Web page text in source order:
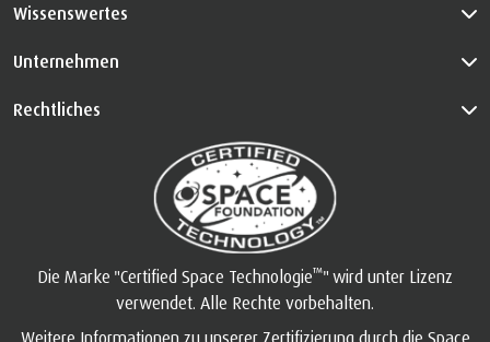
Wissenswertes
Unternehmen
Rechtliches
Die Marke "Certified Space Technologie™" wird unter Lizenz
verwendet. Alle Rechte vorbehalten.
Weitere Informationen zu unserer Zertifizierung durch die Space